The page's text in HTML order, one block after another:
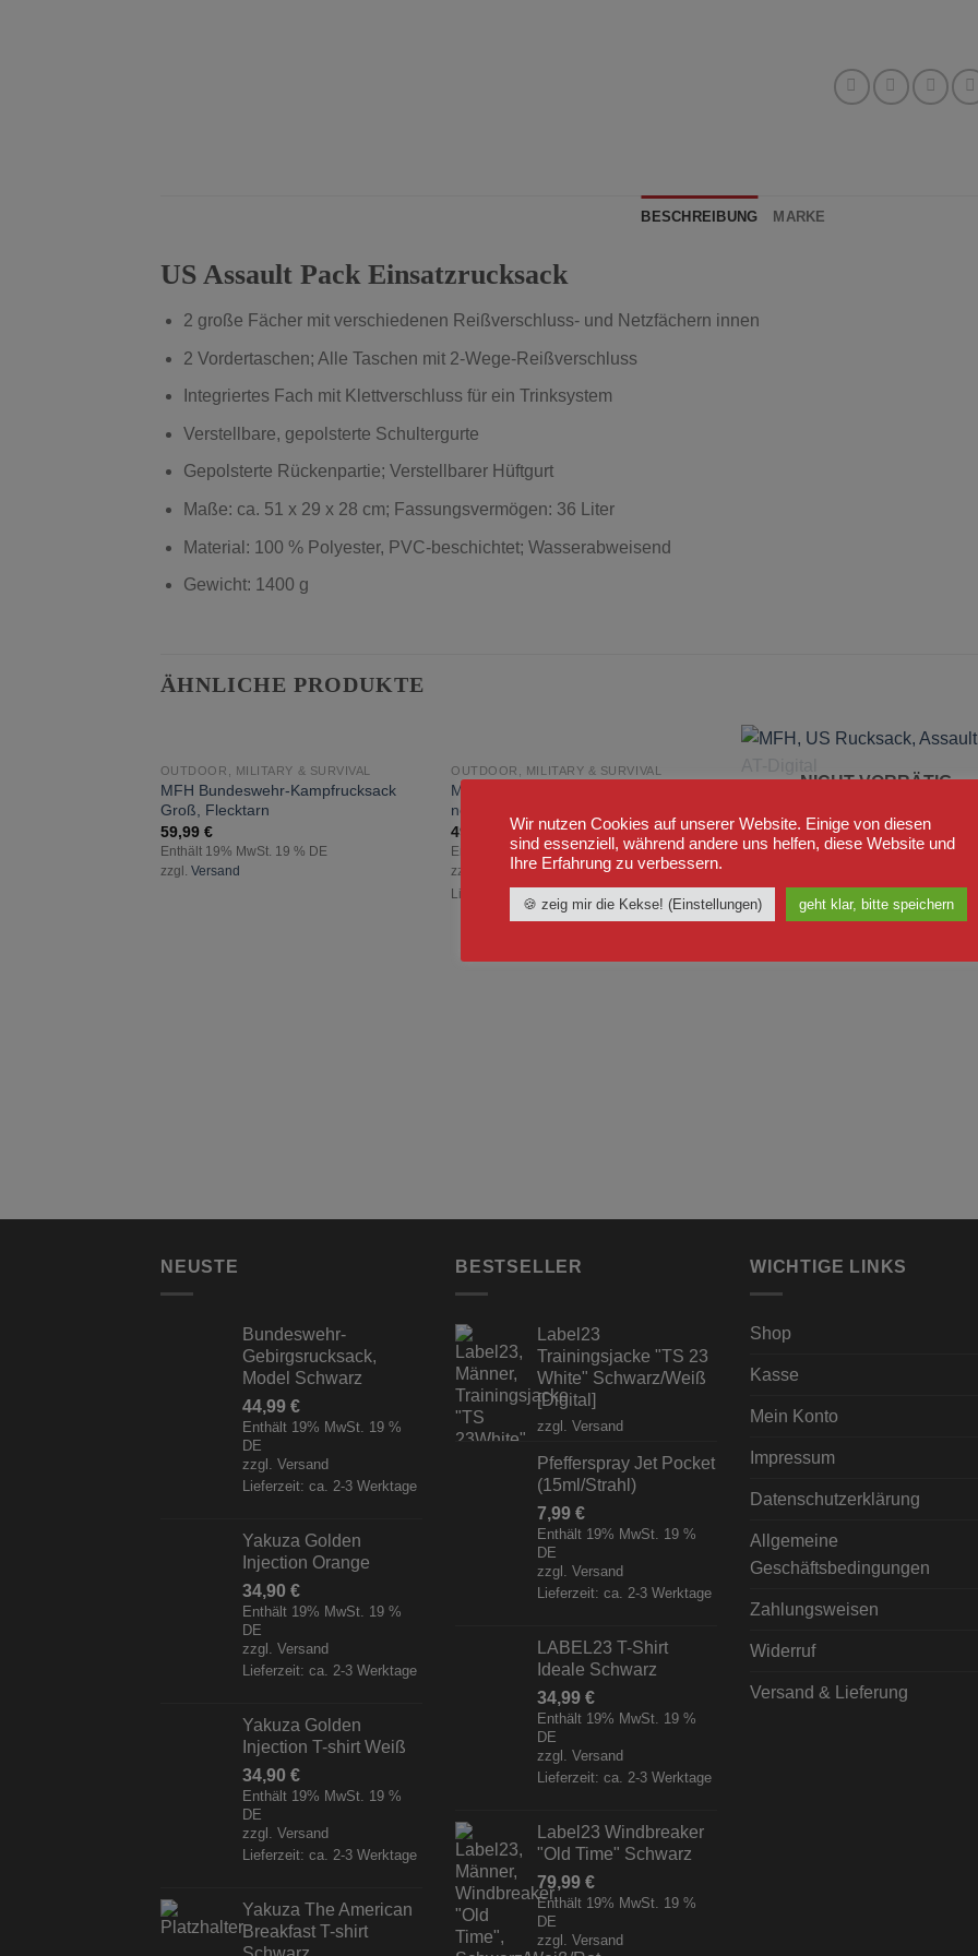
BESCHREIBUNG MARKE
US Assault Pack Einsatzrucksack
2 große Fächer mit verschiedenen Reißverschluss- und Netzfächern innen
2 Vordertaschen; Alle Taschen mit 2-Wege-Reißverschluss
Integriertes Fach mit Klettverschluss für ein Trinksystem
Verstellbare, gepolsterte Schultergurte
Gepolsterte Rückenpartie; Verstellbarer Hüftgurt
Maße: ca. 51 x 29 x 28 cm; Fassungsvermögen: 36 Liter
Material: 100 % Polyester, PVC-beschichtet; Wasserabweisend
Gewicht: 1400 g
ÄHNLICHE PRODUKTE
NICHT VORRÄTIG
OUTDOOR, MILITARY & SURVIVAL
MFH Bundeswehr-Kampfrucksack
Groß, Flecktarn
59,99 €
Enthält 19% MwSt. 19 % DE
zzgl. Versand
hinzufügen
OUTDOOR, MILITARY & SURVIVAL
MFH Bundeswehr-Gebirgsrucksack,
neues Model Schwarz
49,99
Enthält 19% MwSt. 19 % DE
zzgl.
Versand
Lieferzeit: ca. 2-3 Werktage
NICHT VORRÄTIG
MFH US Rucksack Assault II, AT-
Digital
zzgl.
Versand
NEUSTE
Bundeswehr-
Gebirgsrucksack,
Model Schwarz
44,99 €
Enthält 19% MwSt. 19 %
DE
zzgl. Versand
Lieferzeit: ca. 2-3 Werktage
Yakuza Golden
Injection Orange
34,90 €
Enthält 19% MwSt. 19 %
DE
zzgl. Versand
Lieferzeit: ca. 2-3 Werktage
Yakuza Golden
Injection T-shirt Weiß
34,90 €
Enthält 19% MwSt. 19 %
DE
zzgl. Versand
Lieferzeit: ca. 2-3 Werktage
Yakuza The American
Breakfast T-shirt
BESTSELLER
Label23
Trainingsjacke "TS 23
White" Schwarz/Weiß
[Digital]
zzgl. Versand
Pfefferspray Jet Pocket
(15ml/Strahl)
7,99 €
Enthält 19% MwSt. 19 %
DE
zzgl. Versand
Lieferzeit: ca. 2-3 Werktage
LABEL23 T-Shirt
Ideale Schwarz
34,99 €
Enthält 19% MwSt. 19 %
DE
zzgl. Versand
Lieferzeit: ca. 2-3 Werktage
Label23 Windbreaker
"Old Time" Schwarz
79,99 €
Enthält 19% MwSt. 19 %
DE
zzgl. Versand
WICHTIGE LINKS
Shop
Kasse
Mein Konto
Impressum
Datenschutzerklärung
Allgemeine
Geschäftsbedingungen
Zahlungsweisen
Widerruf
Versand & Lieferung
Wir nutzen Cookies auf unserer Website. Einige von diesen
sind essenziell, während andere uns helfen, diese Website und
Ihre Erfahrung zu verbessern.
🍪 zeig mir die Kekse! (Einstellungen) geht klar, bitte speichern